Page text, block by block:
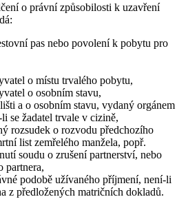
o právní způsobilosti k uzavření
pas nebo povolení k pobytu pro
o místu trvalého pobytu,
o osobním stavu,
a o osobním stavu, vydaný orgánem
se žadatel trvale v cizině,
rozsudek o rozvodu předchozího
list zemřelého manžela, popř.
soudu o zrušení partnerství, nebo
partnera,
podobě užívaného příjmení, není-li
z předložených matričních dokladů.